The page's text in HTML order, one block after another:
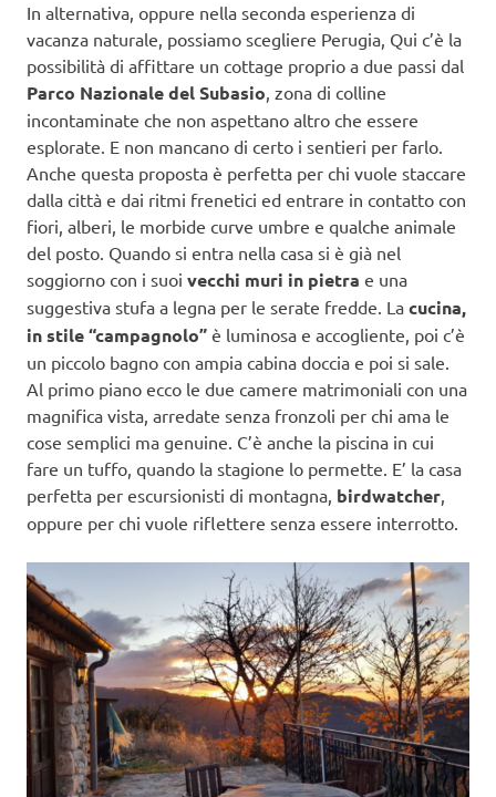
In alternativa, oppure nella seconda esperienza di
vacanza naturale, possiamo scegliere Perugia, Qui c’è la
possibilità di affittare un cottage proprio a due passi dal
Parco Nazionale del Subasio, zona di colline
incontaminate che non aspettano altro che essere
esplorate. E non mancano di certo i sentieri per farlo.
Anche questa proposta è perfetta per chi vuole staccare
dalla città e dai ritmi frenetici ed entrare in contatto con
fiori, alberi, le morbide curve umbre e qualche animale
del posto. Quando si entra nella casa si è già nel
soggiorno con i suoi vecchi muri in pietra e una
suggestiva stufa a legna per le serate fredde. La cucina,
in stile “campagnolo” è luminosa e accogliente, poi c’è
un piccolo bagno con ampia cabina doccia e poi si sale.
Al primo piano ecco le due camere matrimoniali con una
magnifica vista, arredate senza fronzoli per chi ama le
cose semplici ma genuine. C’è anche la piscina in cui
fare un tuffo, quando la stagione lo permette. E’ la casa
perfetta per escursionisti di montagna, birdwatcher,
oppure per chi vuole riflettere senza essere interrotto.